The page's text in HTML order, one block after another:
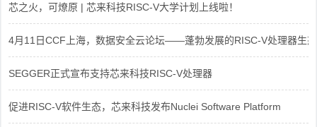
芯之火，可燎原 | 芯来科技RISC-V大学计划上线啦！
4月11日CCF上海，数据安全云论坛——蓬勃发展的RISC-V处理器生态
SEGGER正式宣布支持芯来科技RISC-V处理器
促进RISC-V软件生态，芯来科技发布Nuclei Software Platform